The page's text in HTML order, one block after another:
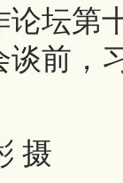
论坛第
谈前，
摄